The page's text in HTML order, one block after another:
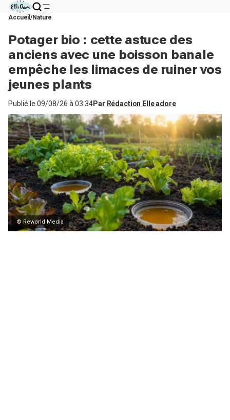
Accueil Nature
Potager bio : cette astuce des
anciens avec une boisson banale
empêche les limaces de ruiner vos
jeunes plants
Publié le 09/08/26 à 03:34Par Rédaction Elle adore
© Reworld Media